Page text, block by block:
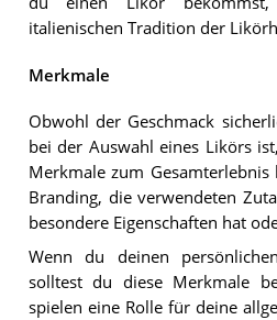
italienischen Tradition der
Merkmale
Obwohl der Geschmack
bei der Auswahl eines Likörs
Merkmale zum Gesamterlebnis
Branding, die verwendeten
besondere Eigenschaften hat
Wenn du deinen
solltest du diese Merkmale
spielen eine Rolle für deine